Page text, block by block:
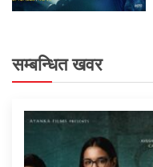
सम्बन्धित खवर